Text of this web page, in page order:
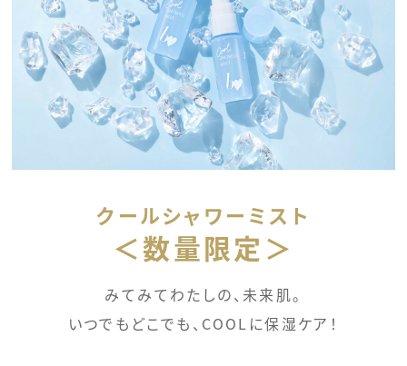
クールシャワーミスト
＜数量限定＞
みてみてわたしの、未来肌。
いつでもどこでも、COOLに保湿ケア！